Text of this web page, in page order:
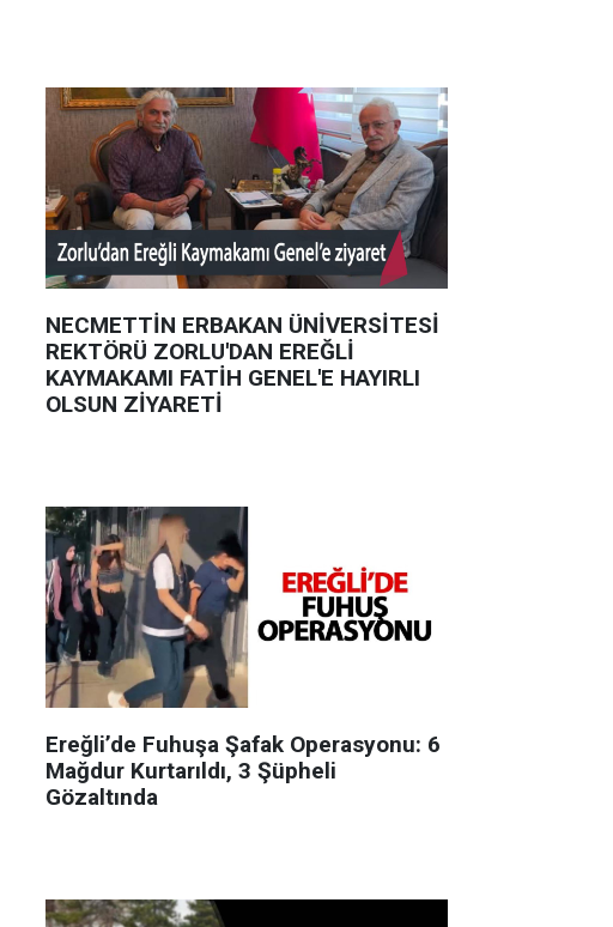
NECMETTİN ERBAKAN ÜNİVERSİTESİ
REKTÖRÜ ZORLU'DAN EREĞLİ
KAYMAKAMI FATİH GENEL'E HAYIRLI
OLSUN ZİYARETİ
Ereğli’de Fuhuşa Şafak Operasyonu: 6
Mağdur Kurtarıldı, 3 Şüpheli
Gözaltında